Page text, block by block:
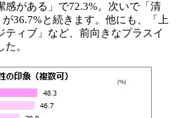
感がある」で72.3%。次いで「清
36.7%と続きます。他にも、「上
ティブ」など、前向きなプラスイ
。